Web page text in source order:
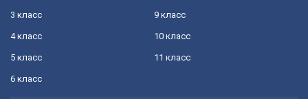
3 класс
4 класс
5 класс
6 класс
9 класс
10 класс
11 класс